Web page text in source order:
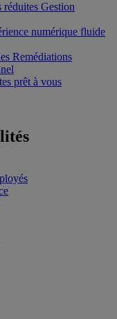
réduites Gestion
numérique fluide
Remédiations
prêt à vous